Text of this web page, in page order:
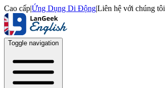
Cao cấp|Ứng Dụng Di Động|Liên hệ với chúng tôi
Toggle navigation